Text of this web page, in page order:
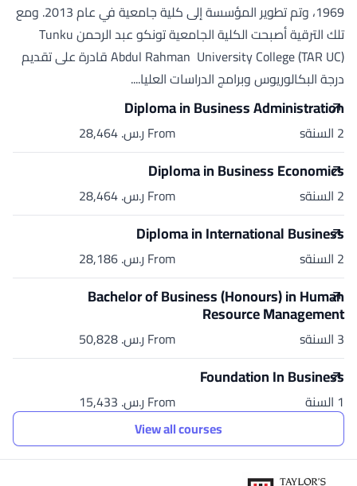
1969، وتم تطوير المؤسسة إلى كلية جامعية في عام 2013. ومع
تلك الترقية أصبحت الكلية الجامعية تونكو عبد الرحمن Tunku
Abdul Rahman University College (TAR UC) قادرة على تقديم
درجة البكالوريوس وبرامج الدراسات العليا....
Diploma in Business Administration
2 السنةs From ر.س.‏ 28,464
Diploma in Business Economics
2 السنةs From ر.س.‏ 28,464
Diploma in International Business
2 السنةs From ر.س.‏ 28,186
Bachelor of Business (Honours) in Human
Resource Management
3 السنةs From ر.س.‏ 50,828
Foundation In Business
1 السنة
From ر.س.‏ 15,433
View all courses